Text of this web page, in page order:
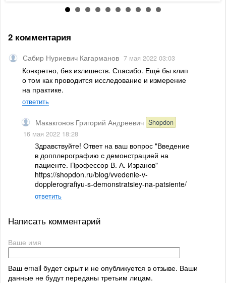
2 комментария
Сабир Нуриевич Кагарманов 7 мая 2022 03:03
Конкретно, без излишеств. Спасибо. Ещё бы клип
о том как проводится исследование и измерение
на практике.
ответить
Макакгонов Григорий Андреевич Shopdon
16 мая 2022 18:28
Здравствуйте! Ответ на ваш вопрос "Введение
в допплерографию с демонстрацией на
пациенте. Профессор В. А. Изранов"
https://shopdon.ru/blog/vvedenie-v-
dopplerografiyu-s-demonstratsiey-na-patsiente/
ответить
Написать комментарий
Ваше имя
Ваш email будет скрыт и не опубликуется в отзыве. Ваши
данные не будут переданы третьим лицам.